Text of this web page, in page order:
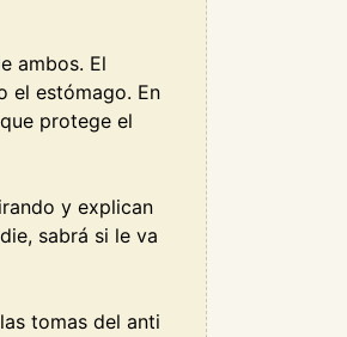
ambos. El
el estómago. En
protege el
y explican
sabrá si le va
tomas del anti